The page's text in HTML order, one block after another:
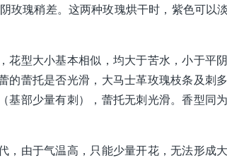
玫瑰稍差。这两种玫瑰烘干时，紫色可以
花型大小基本相似，均大于苦水，小于平
的蕾托是否光滑，大马士革玫瑰枝条及刺
基部少量有刺），蕾托无刺光滑。香型同
，由于气温高，只能少量开花，无法形成